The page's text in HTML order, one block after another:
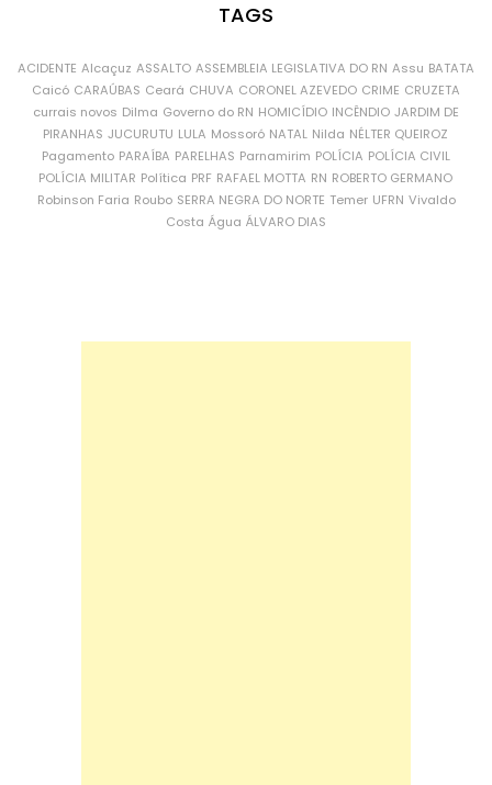
TAGS
ACIDENTE Alcaçuz ASSALTO ASSEMBLEIA LEGISLATIVA DO RN Assu BATATA
Caicó CARAÚBAS Ceará CHUVA CORONEL AZEVEDO CRIME CRUZETA
currais novos Dilma Governo do RN HOMICÍDIO INCÊNDIO JARDIM DE
PIRANHAS JUCURUTU LULA Mossoró NATAL Nilda NÉLTER QUEIROZ
Pagamento PARAÍBA PARELHAS Parnamirim POLÍCIA POLÍCIA CIVIL
POLÍCIA MILITAR Política PRF RAFAEL MOTTA RN ROBERTO GERMANO
Robinson Faria Roubo SERRA NEGRA DO NORTE Temer UFRN Vivaldo
Costa Água ÁLVARO DIAS